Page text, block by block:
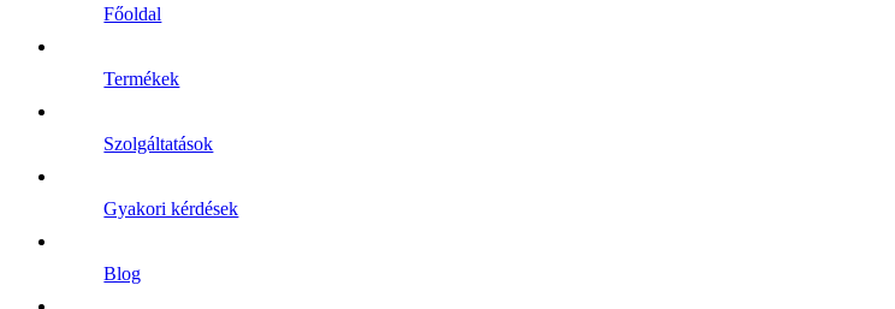
Főoldal
Termékek
Szolgáltatások
Gyakori kérdések
Blog